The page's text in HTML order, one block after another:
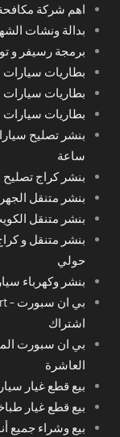
اهم شركة
بدالة ونشات
برمجة رسيفر و توصيل ريموت 24
بطاريات سيارات
بطاريات
بطاريات
ساعة
بنشر كراج
بنشر متنقل
بنشر متنقل
بنشر متنقل و
حولي
بنشر وكهرباء
اشتراك
بي ان سبورت
العاشرة
بيع قطع غيار
بيع قطع غيار
بيع وشراء جميع